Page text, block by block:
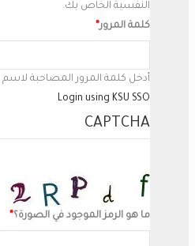
النفسية الخاص بك.
كلمة المرور
أدخل كلمة المرور المصاحبة
Login using KSU SSO
CAPTCHA
ما هو الرمز الموجود في الصورة؟